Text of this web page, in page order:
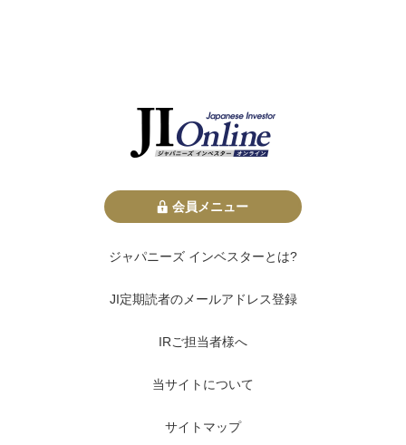
会員メニュー
ジャパニーズ インベスターとは?
JI定期読者のメールアドレス登録
IRご担当者様へ
当サイトについて
サイトマップ